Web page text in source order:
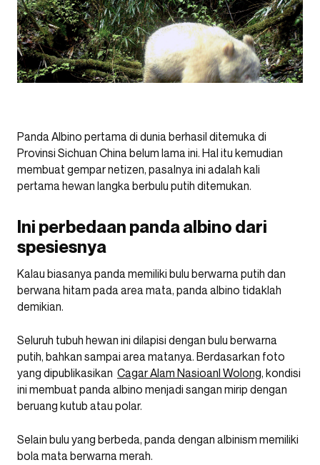
Panda Albino pertama di dunia berhasil ditemuka di
Provinsi Sichuan China belum lama ini. Hal itu kemudian
membuat gempar netizen, pasalnya ini adalah kali
pertama hewan langka berbulu putih ditemukan.
Ini perbedaan panda albino dari
spesiesnya
Kalau biasanya panda memiliki bulu berwarna putih dan
berwana hitam pada area mata, panda albino tidaklah
demikian.
Seluruh tubuh hewan ini dilapisi dengan bulu berwarna
putih, bahkan sampai area matanya. Berdasarkan foto
yang dipublikasikan Cagar Alam Nasioanl Wolong, kondisi
ini membuat panda albino menjadi sangan mirip dengan
beruang kutub atau polar.
Selain bulu yang berbeda, panda dengan albinism memiliki
bola mata berwarna merah.